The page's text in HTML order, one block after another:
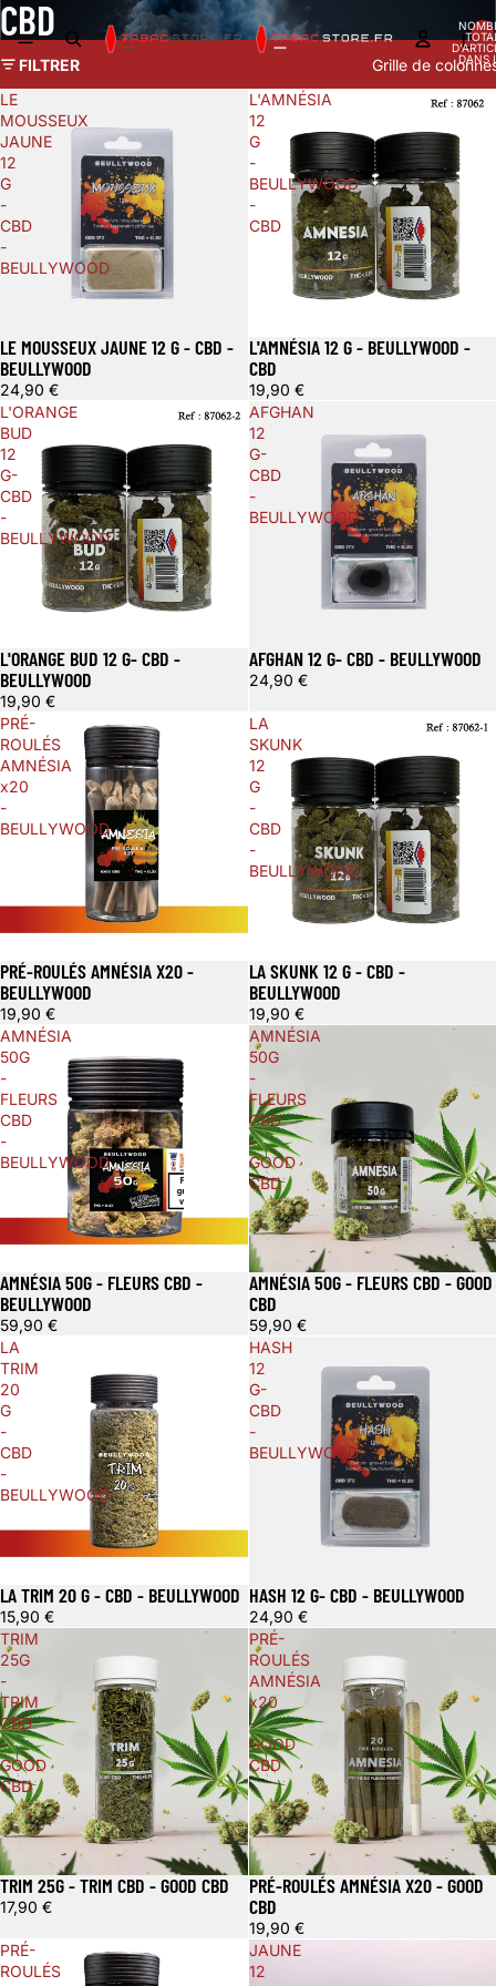
DANS
CBD
FILTRER
Grille de
LE
MOUSSEUX
JAUNE
12
G
-
CBD
-
BEULLYWOOD
LE MOUSSEUX JAUNE 12 G - CBD -
BEULLYWOOD
24,90 €
L'AMNÉSIA
12
G
-
BEULLYWOOD
-
CBD
L'AMNÉSIA 12 G - BEULLYWOOD -
CBD
19,90 €
L'ORANGE
BUD
12
G-
CBD
-
BEULLYWOOD
L'ORANGE BUD 12 G- CBD -
BEULLYWOOD
19,90 €
AFGHAN
12
G-
CBD
-
BEULLYWOOD
AFGHAN 12 G- CBD - BEULLYWOOD
24,90 €
PRÉ-
ROULÉS
AMNÉSIA
x20
-
BEULLYWOOD
PRÉ-ROULÉS AMNÉSIA X20 -
BEULLYWOOD
19,90 €
LA
SKUNK
12
G
-
CBD
-
BEULLYWOOD
LA SKUNK 12 G - CBD -
BEULLYWOOD
19,90 €
AMNÉSIA
50G
-
FLEURS
CBD
-
BEULLYWOOD
AMNÉSIA 50G - FLEURS CBD -
BEULLYWOOD
59,90 €
AMNÉSIA
50G
-
FLEURS
CBD
-
GOOD
CBD
AMNÉSIA 50G - FLEURS CBD - GOOD
CBD
59,90 €
LA
TRIM
20
G
-
CBD
-
BEULLYWOOD
LA TRIM 20 G - CBD - BEULLYWOOD
15,90 €
HASH
12
G-
CBD
-
BEULLYWOOD
HASH 12 G- CBD - BEULLYWOOD
24,90 €
TRIM
25G
-
TRIM
CBD
-
GOOD
CBD
TRIM 25G - TRIM CBD - GOOD CBD
17,90 €
PRÉ-
ROULÉS
AMNÉSIA
x20
-
GOOD
CBD
PRÉ-ROULÉS AMNÉSIA X20 - GOOD
CBD
19,90 €
PRÉ-
ROULÉS
JAUNE
12